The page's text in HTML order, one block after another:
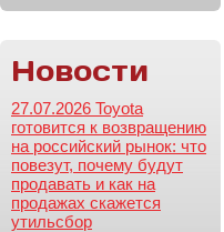
Новости
27.07.2026 Toyota
готовится к возвращению
на российский рынок: что
повезут, почему будут
продавать и как на
продажах скажется
утильсбор